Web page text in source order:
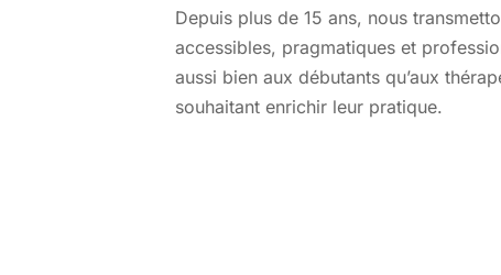
Depuis plus de 15 ans, nous
accessibles, pragmatiques et
aussi bien aux débutants qu’aux
souhaitant enrichir leur pratique.